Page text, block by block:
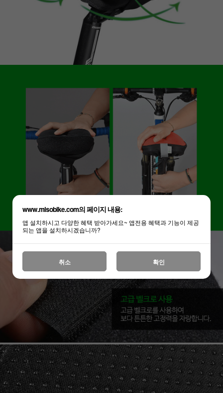
www.misobike.com의 페이지 내용:
앱 설치하시고 다양한 혜택 받아가세요~ 앱전용 혜택과 기능이 제공
되는 앱을 설치하시겠습니까?
취소 확인